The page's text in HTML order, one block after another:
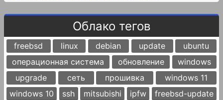
Облако тегов
freebsd linux debian update
ubuntu
операционная система
обновление
windows
upgrade
сеть прошивка
windows 11
windows 10
ssh mitsubishi ipfw
freebsd-update